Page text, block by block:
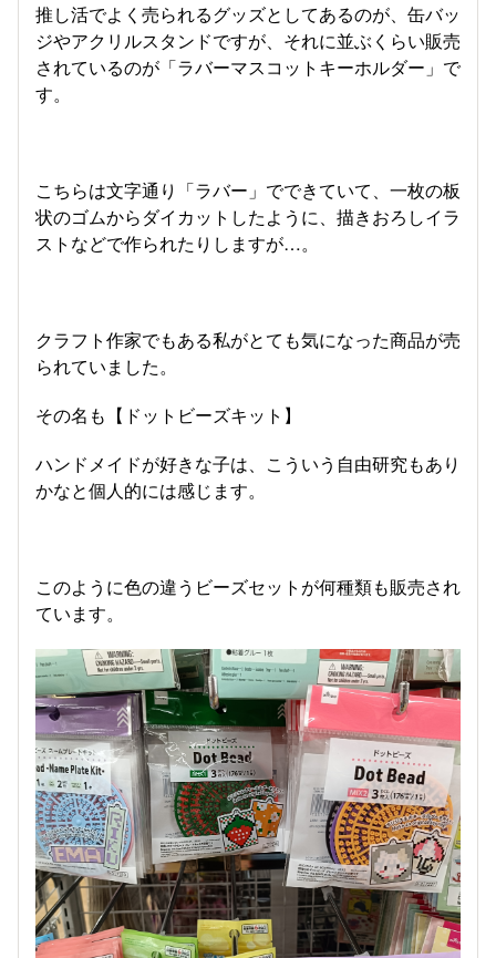
推し活でよく売られるグッズとしてあるのが、缶バッ
ジやアクリルスタンドですが、それに並ぶくらい販売
されているのが「ラバーマスコットキーホルダー」で
す。
こちらは文字通り「ラバー」でできていて、一枚の板
状のゴムからダイカットしたように、描きおろしイラ
ストなどで作られたりしますが…。
クラフト作家でもある私がとても気になった商品が売
られていました。
その名も【ドットビーズキット】
ハンドメイドが好きな子は、こういう自由研究もあり
かなと個人的には感じます。
このように色の違うビーズセットが何種類も販売され
ています。